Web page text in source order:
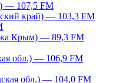
— 107,5 FM
край) — 103,3 FM
Крым) — 89,3 FM
обл.) — 106,9 FM
обл.) — 104,0 FM